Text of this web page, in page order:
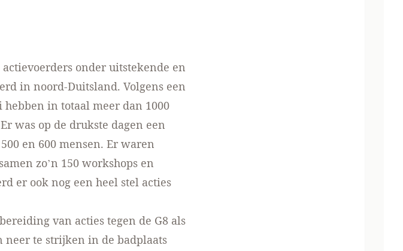
onder uitstekende en
in noord-Duitsland. Volgens een
in totaal meer dan 1000
was op de drukste dagen een
en 600 mensen. Er waren
zo’n 150 workshops en
er ook nog een heel stel acties
van acties tegen de G8 als
neer te strijken in de badplaats